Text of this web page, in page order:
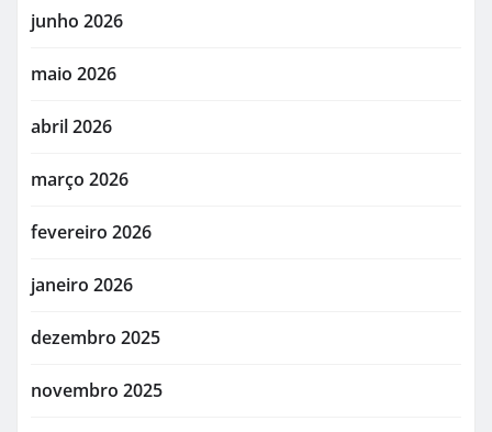
junho 2026
maio 2026
abril 2026
março 2026
fevereiro 2026
janeiro 2026
dezembro 2025
novembro 2025